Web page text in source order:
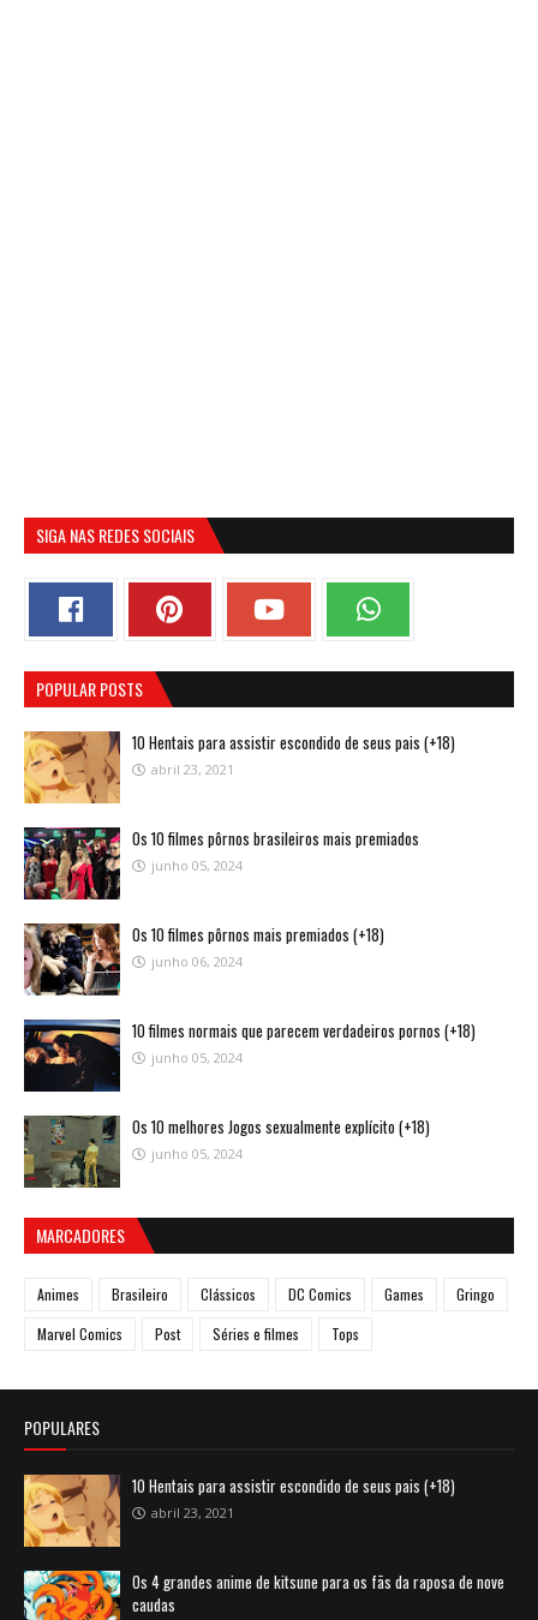
SIGA NAS REDES SOCIAIS
POPULAR POSTS
10 Hentais para assistir escondido de seus pais (+18)
abril 23, 2021
Os 10 filmes pôrnos brasileiros mais premiados
junho 05, 2024
Os 10 filmes pôrnos mais premiados (+18)
junho 06, 2024
10 filmes normais que parecem verdadeiros pornos (+18)
junho 05, 2024
Os 10 melhores Jogos sexualmente explícito (+18)
junho 05, 2024
MARCADORES
Animes Brasileiro Clássicos DC Comics Games
Gringo
Marvel Comics
Post Séries e filmes Tops
POPULARES
10 Hentais para assistir escondido de seus pais (+18)
abril 23, 2021
Os 4 grandes anime de kitsune para os fãs da raposa de nove
caudas